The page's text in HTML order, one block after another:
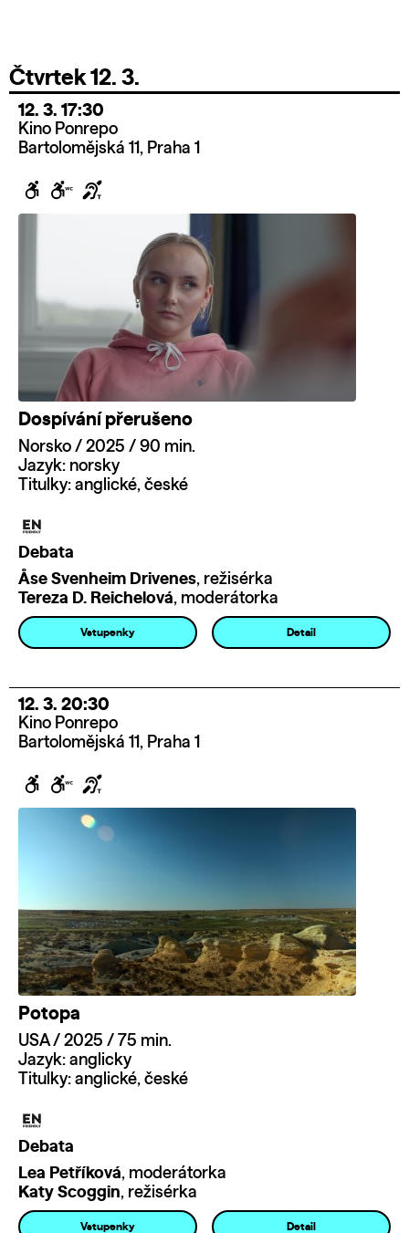
Čtvrtek 12. 3.
12. 3. 17:30
Kino Ponrepo
Bartolomějská 11, Praha 1
Dospívání přerušeno
Norsko / 2025 / 90 min.
Jazyk: norsky
Titulky: anglické, české
Debata
Åse Svenheim Drivenes, režisérka
Tereza D. Reichelová, moderátorka
Vstupenky Detail
12. 3. 20:30
Kino Ponrepo
Bartolomějská 11, Praha 1
Potopa
USA / 2025 / 75 min.
Jazyk: anglicky
Titulky: anglické, české
Debata
Lea Petříková, moderátorka
Katy Scoggin, režisérka
Vstupenky Detail